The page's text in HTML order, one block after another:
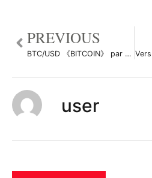
PREVIOUS
BTC/USD 《BITCOIN》 par Mehdi-X
user